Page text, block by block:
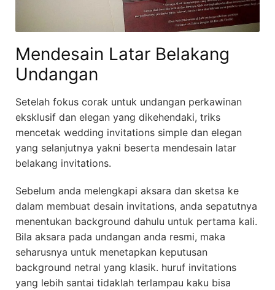
Mendesain Latar Belakang
Undangan
Setelah fokus corak untuk undangan perkawinan
eksklusif dan elegan yang dikehendaki, triks
mencetak wedding invitations simple dan elegan
yang selanjutnya yakni beserta mendesain latar
belakang invitations.
Sebelum anda melengkapi aksara dan sketsa ke
dalam membuat desain invitations, anda sepatutnya
menentukan background dahulu untuk pertama kali.
Bila aksara pada undangan anda resmi, maka
seharusnya untuk menetapkan keputusan
background netral yang klasik. huruf invitations
yang lebih santai tidaklah terlampau kaku bisa